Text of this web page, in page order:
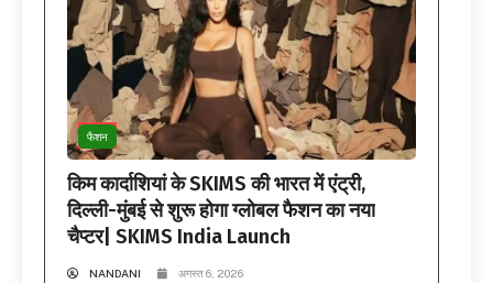
फैशन
किम कार्दाशियां के SKIMS की भारत में एंट्री,
दिल्ली-मुंबई से शुरू होगा ग्लोबल फैशन का नया
चैप्टर| SKIMS India Launch
NANDANI अगस्त 6, 2026